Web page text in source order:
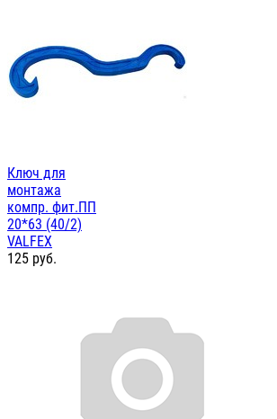
Ключ для
монтажа
компр. фит.ПП
20*63 (40/2)
VALFEX
125 руб.